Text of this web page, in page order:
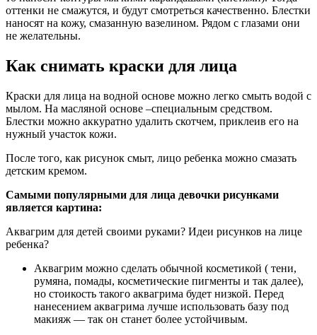
оттенки не смажутся, и будут смотреться качественно. Блестки
наносят на кожу, смазанную вазелином. Рядом с глазами они
не желательны.
Как снимать краски для лица
Краски для лица на водной основе можно легко смыть водой с
мылом. На масляной основе –специальным средством.
Блестки можно аккуратно удалить скотчем, приклеив его на
нужный участок кожи.
После того, как рисунок смыт, лицо ребенка можно смазать
детским кремом.
Самыми популярными для лица девочки рисунками
является картина:
Аквагрим для детей своими руками? Идеи рисунков на лице
ребенка?
Аквагрим можно сделать обычной косметикой ( тени,
румяна, помады, косметические пигменты и так далее),
но стоикость такого аквагрима будет низкой. Перед
нанесением аквагрима лучше использовать базу под
макияж — так он станет более устойчивым.